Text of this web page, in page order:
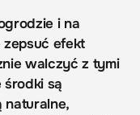
i na
efekt
walczyć z tymi
środki są
naturalne,